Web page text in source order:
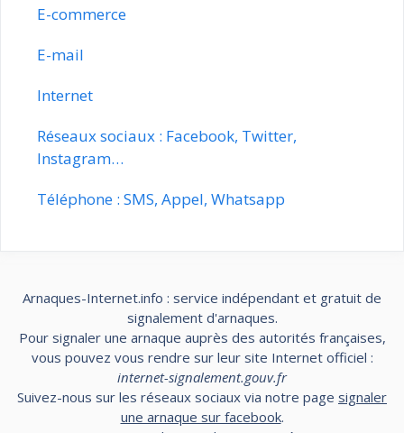
E-commerce
E-mail
Internet
Réseaux sociaux : Facebook, Twitter,
Instagram…
Téléphone : SMS, Appel, Whatsapp
Arnaques-Internet.info : service indépendant et gratuit de
signalement d'arnaques.
Pour signaler une arnaque auprès des autorités françaises,
vous pouvez vous rendre sur leur site Internet officiel :
internet-signalement.gouv.fr
Suivez-nous sur les réseaux sociaux via notre page signaler
une arnaque sur facebook.